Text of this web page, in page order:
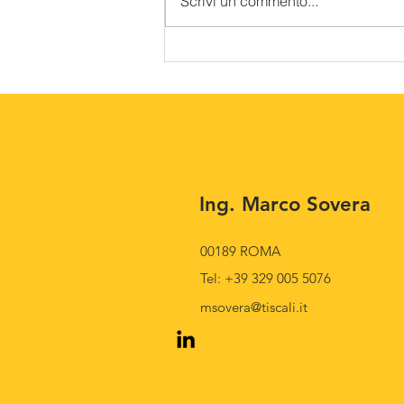
Ing. Marco Sovera
00189 ROMA
Tel: +39 329 005 5076
msovera@tiscali.it